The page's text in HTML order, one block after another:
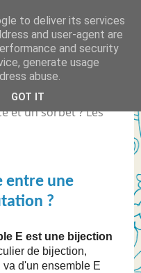
Coca Zéro ? la
et un sorbet ? Les
entre une
?
E est une bijection
de bijection,
d'un ensemble E
to deliver its services
and user-agent are
and security
generate usage
abuse.
GOT IT